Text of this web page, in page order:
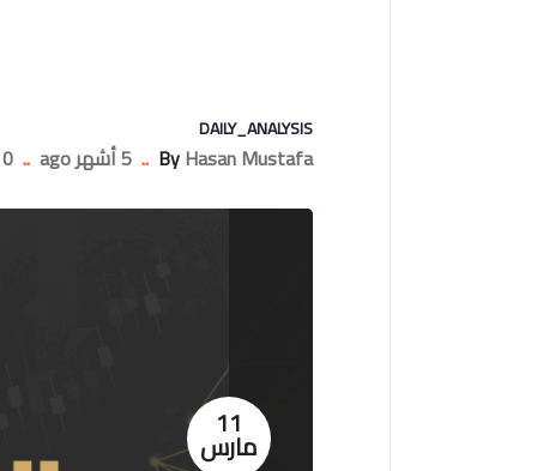
DAILY_ANALYSIS
ByHasan Mustafa
.. 5 أشهر ago ..
0 Comments
11
مارس